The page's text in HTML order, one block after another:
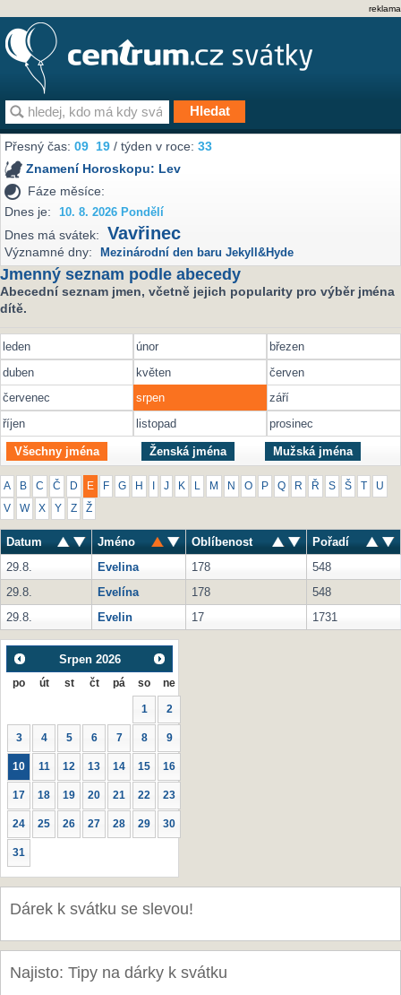
reklama
Přesný čas:09 19 / týden v roce:33
Znamení Horoskopu: Lev
Fáze měsíce:
Dnes je:
10. 8. 2026 Pondělí
Dnes má svátek: Vavřinec
Významné dny: Mezinárodní den baru Jekyll&Hyde
Jmenný seznam podle abecedy
Abecední seznam jmen, včetně jejich popularity pro výběr jména
dítě.
leden únor
březen
duben
květen
červen
červenec
srpen
září
říjen
listopad prosinec
Všechny jména Ženská jména Mužská jména
A B C Č D E F G H J K M N O P Q R Ř S Š U
V W X Y Z Ž
Datum Jméno Oblíbenost
Pořadí
29.8.
Evelina 178
548
29.8.
Evelína 178
548
29.8.
Evelin 17 1731
Srpen 2026
po út st čt pá so ne
1 2
3 4 5 6 7 8 9
10 11 12 13 14 15 16
17 18 19 20 21 22 23
24 25 26 27 28 29 30
31
Dárek k svátku se slevou!
Najisto: Tipy na dárky k svátku